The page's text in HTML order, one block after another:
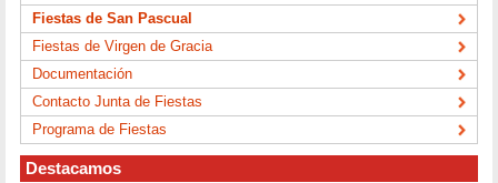
Fiestas de San Pascual
Fiestas de Virgen de Gracia
Documentación
Contacto Junta de Fiestas
Programa de Fiestas
Destacamos